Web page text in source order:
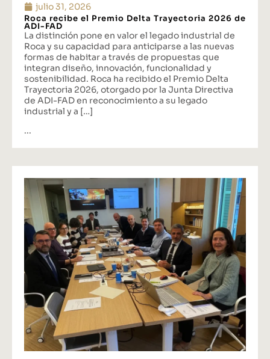
julio 31, 2026
Roca recibe el Premio Delta Trayectoria 2026 de
ADI-FAD
La distinción pone en valor el legado industrial de
Roca y su capacidad para anticiparse a las nuevas
formas de habitar a través de propuestas que
integran diseño, innovación, funcionalidad y
sostenibilidad. Roca ha recibido el Premio Delta
Trayectoria 2026, otorgado por la Junta Directiva
de ADI-FAD en reconocimiento a su legado
industrial y a […]
...